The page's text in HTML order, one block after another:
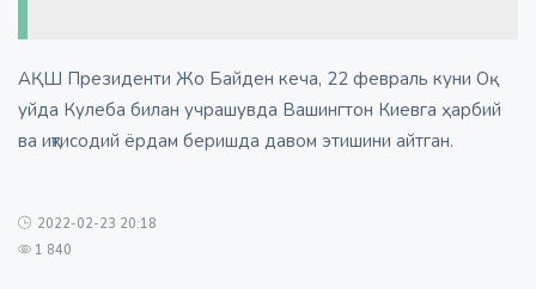
АҚШ Президенти Жо Байден кеча, 22 февраль куни Оқ
уйда Кулеба билан учрашувда Вашингтон Киевга ҳарбий
ва иқтисодий ёрдам беришда давом этишини айтган.
2022-02-23 20:18
1 840